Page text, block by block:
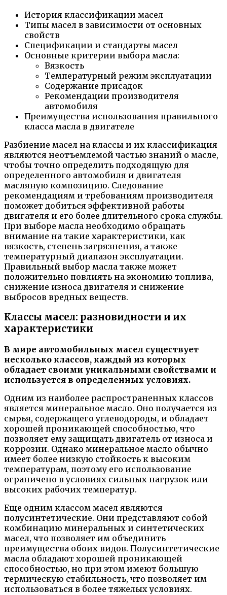
История классификации масел
Типы масел в зависимости от основных
свойств
Спецификации и стандарты масел
Основные критерии выбора масла:
Вязкость
Температурный режим эксплуатации
Содержание присадок
Рекомендации производителя
автомобиля
Преимущества использования правильного
класса масла в двигателе
Разбиение масел на классы и их классификация
являются неотъемлемой частью знаний о масле,
чтобы точно определить подходящую для
определенного автомобиля и двигателя
масляную композицию. Следование
рекомендациям и требованиям производителя
поможет добиться эффективной работы
двигателя и его более длительного срока службы.
При выборе масла необходимо обращать
внимание на такие характеристики, как
вязкость, степень загрязнения, а также
температурный диапазон эксплуатации.
Правильный выбор масла также может
положительно повлиять на экономию топлива,
снижение износа двигателя и снижение
выбросов вредных веществ.
Классы масел: разновидности и их
характеристики
В мире автомобильных масел существует
несколько классов, каждый из которых
обладает своими уникальными свойствами и
используется в определенных условиях.
Одним из наиболее распространенных классов
является минеральное масло. Оно получается из
сырья, содержащего углеводороды, и обладает
хорошей проникающей способностью, что
позволяет ему защищать двигатель от износа и
коррозии. Однако минеральное масло обычно
имеет более низкую стойкость к высоким
температурам, поэтому его использование
ограничено в условиях сильных нагрузок или
высоких рабочих температур.
Еще одним классом масел являются
полусинтетические. Они представляют собой
комбинацию минеральных и синтетических
масел, что позволяет им объединить
преимущества обоих видов. Полусинтетические
масла обладают хорошей проникающей
способностью, но при этом имеют большую
термическую стабильность, что позволяет им
использоваться в более тяжелых условиях.